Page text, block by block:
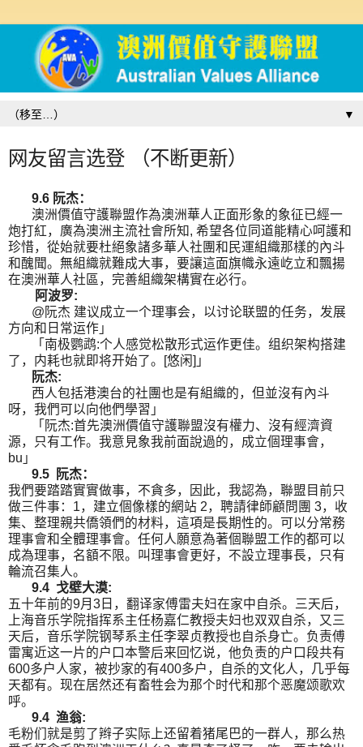
▼
网友留言选登 （不断更新）
9.6 阮杰：
澳洲價值守護聯盟作為澳洲華人正面形象的象征已經一
炮打紅，廣為澳洲主流社會所知, 希望各位同道能精心呵護和
珍惜，從始就要杜絕象諸多華人社團和民運組織那樣的內斗
和醜聞。無組織就難成大事，要讓這面旗幟永遠屹立和飄揚
在澳洲華人社區，完善組織架構實在必行。
阿波罗:
@ 阮杰 建议成立一个理事会，以讨论联盟的任务，发展
方向和日常运作」
「南极鹦鹉:个人感觉松散形式运作更佳。组织架构搭建
了，内耗也就即将开始了。
[悠闲] 」
阮杰:
西人包括港澳台的社團也是有組織的，但並沒有內斗
呀，我們可以向他們學習」
「阮杰:首先澳洲價值守護聯盟沒有權力、沒有經濟資
源，只有工作。我意見象我前面說過的，成立個理事會，
bu 」
9.5 阮杰：
我們要踏踏實實做事，不貪多，因此，我認為，聯盟目前只
做三件事：1，建立個像樣的網站 2，聘請律師顧問團 3，收
集、整理親共僑領們的材料，這項是長期性的。可以分常務
理事會和全體理事會。任何人願意為著個聯盟工作的都可以
成為理事，名額不限。叫理事會更好，不設立理事長，只有
輪流召集人。
9.4 戈壁大漠:
五十年前的9月3日，翻译家傅雷夫妇在家中自杀。三天后，
上海音乐学院指挥系主任杨嘉仁教授夫妇也双双自杀，又三
天后，音乐学院钢琴系主任李翠贞教授也自杀身亡。负责傅
雷寓近这一片的户口本警后来回忆说，他负责的户口段共有
600多户人家，被抄家的有400多户，自杀的文化人，几乎每
天都有。现在居然还有畜牲会为那个时代和那个恶魔颂歌欢
呼。
9.4 渔翁:
毛粉们就是剪了辫子实际上还留着猪尾巴的一群人，那么热